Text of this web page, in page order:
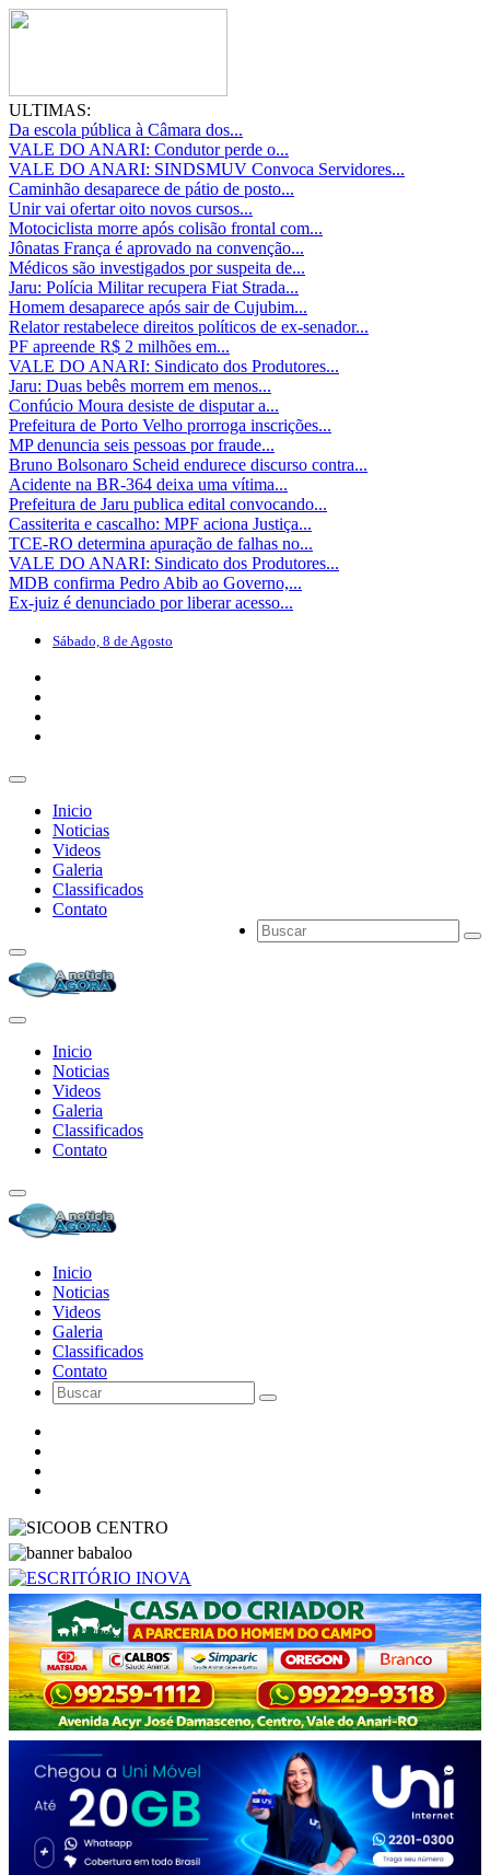
ULTIMAS:
Da escola pública à Câmara dos...
VALE DO ANARI: Condutor perde o...
VALE DO ANARI: SINDSMUV Convoca Servidores...
Caminhão desaparece de pátio de posto...
Unir vai ofertar oito novos cursos...
Motociclista morre após colisão frontal com...
Jônatas França é aprovado na convenção...
Médicos são investigados por suspeita de...
Jaru: Polícia Militar recupera Fiat Strada...
Homem desaparece após sair de Cujubim...
Relator restabelece direitos políticos de ex-senador...
PF apreende R$ 2 milhões em...
VALE DO ANARI: Sindicato dos Produtores...
Jaru: Duas bebês morrem em menos...
Confúcio Moura desiste de disputar a...
Prefeitura de Porto Velho prorroga inscrições...
MP denuncia seis pessoas por fraude...
Bruno Bolsonaro Scheid endurece discurso contra...
Acidente na BR-364 deixa uma vítima...
Prefeitura de Jaru publica edital convocando...
Cassiterita e cascalho: MPF aciona Justiça...
TCE-RO determina apuração de falhas no...
VALE DO ANARI: Sindicato dos Produtores...
MDB confirma Pedro Abib ao Governo,...
Ex-juiz é denunciado por liberar acesso...
Sábado, 8 de Agosto
Inicio
Noticias
Videos
Galeria
Classificados
Contato
Inicio
Noticias
Videos
Galeria
Classificados
Contato
Inicio
Noticias
Videos
Galeria
Classificados
Contato